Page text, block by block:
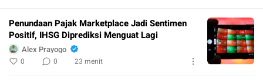
Penundaan Pajak Marketplace Jadi Sentimen
Positif, IHSG Diprediksi Menguat Lagi
Alex Prayogo
0 0 23 menit